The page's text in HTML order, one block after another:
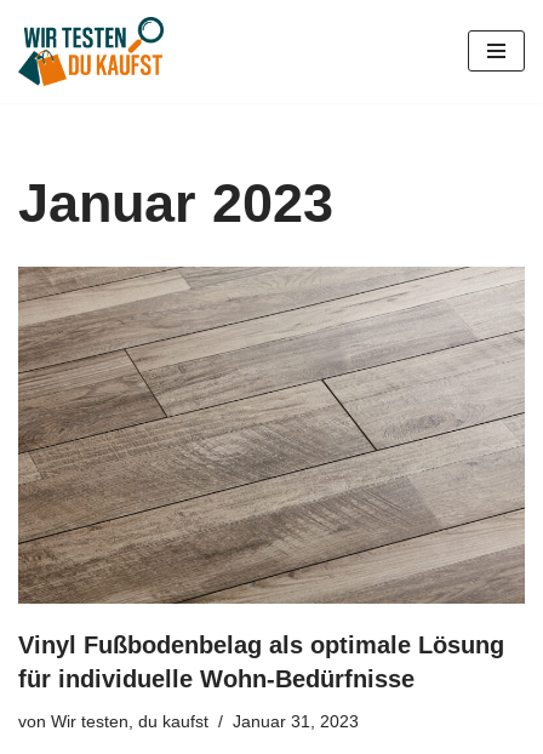
Zum
Januar 2023
Vinyl Fußbodenbelag als optimale Lösung
für individuelle Wohn-Bedürfnisse
von Wir testen, du kaufst Januar 31, 2023